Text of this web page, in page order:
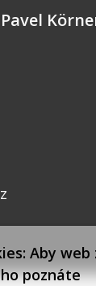
Aby
ho poznáte